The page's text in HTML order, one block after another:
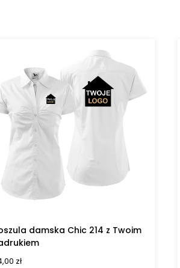
damska Chic 214 z Twoim
zł